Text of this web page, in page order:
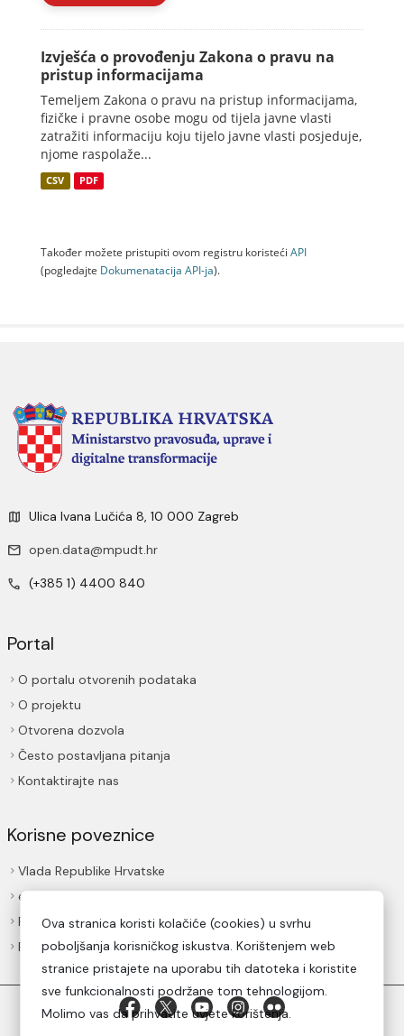
Izvješća o provođenju Zakona o pravu na
pristup informacijama
Temeljem Zakona o pravu na pristup informacijama,
fizičke i pravne osobe mogu od tijela javne vlasti
zatražiti informaciju koju tijelo javne vlasti posjeduje,
njome raspolaže...
CSV PDF
Također možete pristupiti ovom registru koristeći API
(pogledajte Dokumenаtаcijа API-jа).